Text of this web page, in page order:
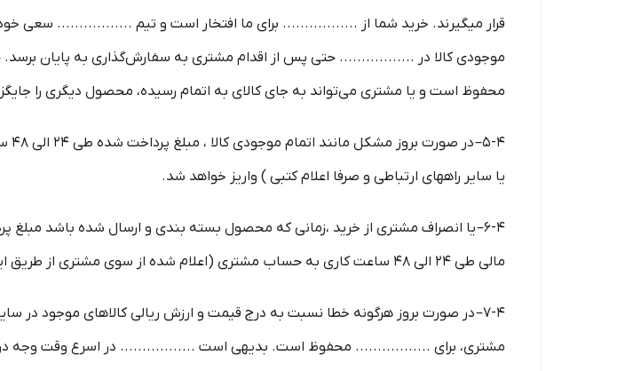
قرار میگیرند. خرید شما از ................. برای ما افتخار است و تیم ................. سعی خود
موجودی کالا در ................. حتی پس از اقدام مشتری به سفارش‌‏گذاری به پایان
محفوظ است و یا مشتری می‏‌تواند به جای کالای به اتمام رسیده، محصول دیگری را
یا سایر راههای ارتباطی و صرفا اعلام کتبی ) واریز خواهد شد.
مالی طی ۲۴ الی ۴۸ ساعت کاری به حساب مشتری (اعلام شده از سوی مشتری از طریق ایمیل یا سایر راههای ارتباطی و صرفا اعلام کتبی ) واریز خواهد شد.
7-۴– در صورت بروز هرگونه خطا نسبت به درج قیمت و ارزش ریالی کالاهای موجود